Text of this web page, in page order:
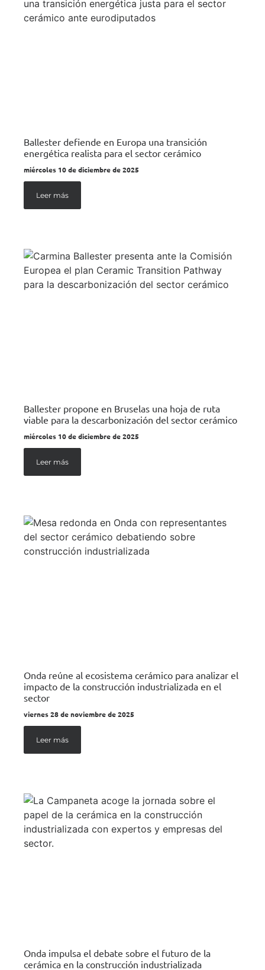
Ballester defiende en Europa una transición
energética realista para el sector cerámico
miércoles 10 de diciembre de 2025
Leer más
Ballester propone en Bruselas una hoja de ruta
viable para la descarbonización del sector cerámico
miércoles 10 de diciembre de 2025
Leer más
Onda reúne al ecosistema cerámico para analizar el
impacto de la construcción industrializada en el
sector
viernes 28 de noviembre de 2025
Leer más
Onda impulsa el debate sobre el futuro de la
cerámica en la construcción industrializada